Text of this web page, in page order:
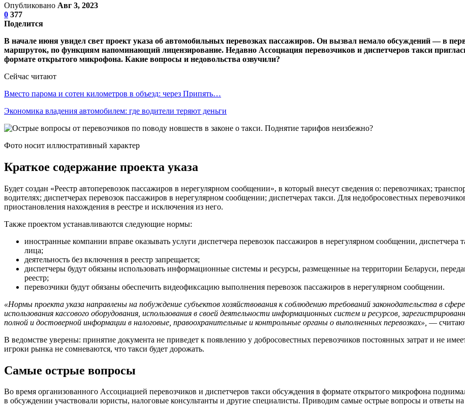
Опубликовано Авг 3, 2023
0 377
Поделится
В начале июня увидел свет проект указа об автомобильных перевозках пассажиров. Он вызвал немало обсуждений — в
маршруток, по функциям напоминающий лицензирование. Недавно Ассоциация перевозчиков и диспетчеров такси
формате открытого микрофона. Какие вопросы и недовольства озвучили?
Сейчас читают
Вместо парома и сотен километров в объезд: через Припять…
Экономика владения автомобилем: где водители теряют деньги
Фото носит иллюстративный характер
Краткое содержание проекта указа
Будет создан «Реестр автоперевозок пассажиров в нерегулярном сообщении», в который внесут сведения о: перевозчиках;
водителях; диспетчерах перевозок пассажиров в нерегулярном сообщении; диспетчерах такси. Для недобросовестных
приостановления нахождения в реестре и исключения из него.
Также проектом устанавливаются следующие нормы:
иностранные компании вправе оказывать услуги диспетчера перевозок пассажиров в нерегулярном сообщении, диспетчера
лица;
деятельность без включения в реестр запрещается;
диспетчеры будут обязаны использовать информационные системы и ресурсы, размещенные на территории Беларуси,
реестр;
перевозчики будут обязаны обеспечить видеофиксацию выполнения перевозок пассажиров в нерегулярном сообщении.
«Нормы проекта указа направлены на побуждение субъектов хозяйствования к соблюдению требований законодательства в
использования кассового оборудования, использования в своей деятельности информационных систем и ресурсов,
полной и достоверной информации в налоговые, правоохранительные и контрольные органы о выполненных перевозках», —
В ведомстве уверены: принятие документа не приведет к появлению у добросовестных перевозчиков постоянных затрат и не
игроки рынка не сомневаются, что такси будет дорожать.
Самые острые вопросы
Во время организованного Ассоциацией перевозчиков и диспетчеров такси обсуждения в формате открытого микрофона
в обсуждении участвовали юристы, налоговые консультанты и другие специалисты. Приводим самые острые вопросы и ответы